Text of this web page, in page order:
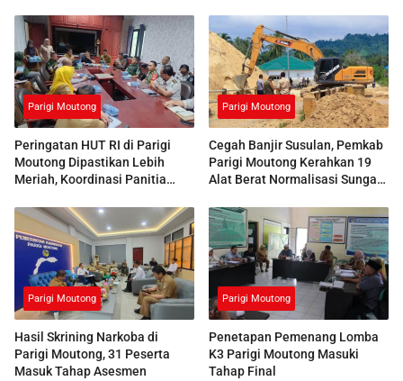
Parigi Moutong
Peringatan HUT RI di Parigi
Moutong Dipastikan Lebih
Meriah, Koordinasi Panitia
Parigi Moutong
Cegah Banjir Susulan, Pemkab
Parigi Moutong Kerahkan 19
Alat Berat Normalisasi Sungai
Parigi Moutong
Hasil Skrining Narkoba di
Parigi Moutong, 31 Peserta
Masuk Tahap Asesmen
Parigi Moutong
Penetapan Pemenang Lomba
K3 Parigi Moutong Masuki
Tahap Final